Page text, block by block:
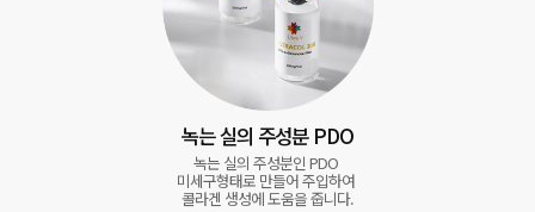
녹는 실의 주성분 PDO
녹는 실의 주성분인 PDO
미세구형태로 만들어 주입하여
콜라겐 생성에 도움을 줍니다.